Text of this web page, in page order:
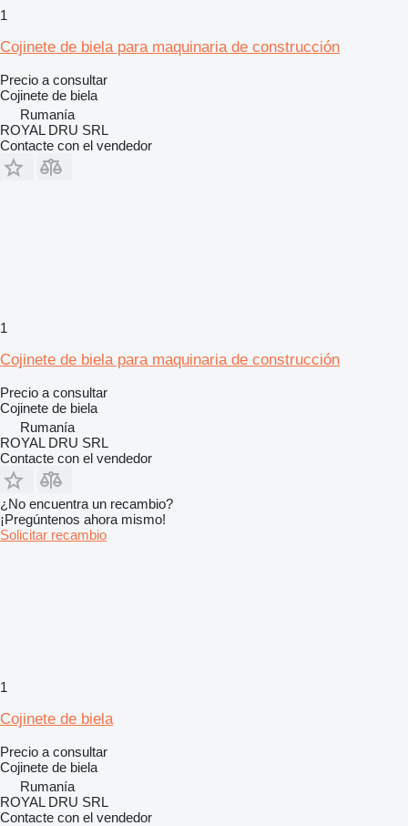
1
Cojinete de biela para maquinaria de construcción
Precio a consultar
Cojinete de biela
Rumanía
ROYAL DRU SRL
Contacte con el vendedor
1
Cojinete de biela para maquinaria de construcción
Precio a consultar
Cojinete de biela
Rumanía
ROYAL DRU SRL
Contacte con el vendedor
¿No encuentra un recambio?
¡Pregúntenos ahora mismo!
Solicitar recambio
1
Cojinete de biela
Precio a consultar
Cojinete de biela
Rumanía
ROYAL DRU SRL
Contacte con el vendedor